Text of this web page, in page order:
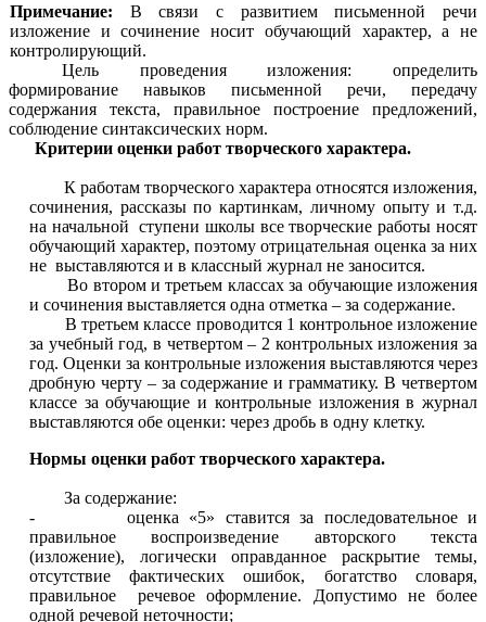
Примечание: В связи с развитием письменной речи
изложение и сочинение носит обучающий характер, а не
контролирующий.
Цель проведения изложения: определить
формирование навыков письменной речи, передачу
содержания текста, правильное построение предложений,
соблюдение синтаксических норм.
Критерии оценки работ творческого характера.
К работам творческого характера относятся изложения,
сочинения, рассказы по картинкам, личному опыту и т.д.
на начальной ступени школы все творческие работы носят
обучающий характер, поэтому отрицательная оценка за них
не выставляются и в классный журнал не заносится.
Во втором и третьем классах за обучающие изложения
и сочинения выставляется одна отметка – за содержание.
В третьем классе проводится 1 контрольное изложение
за учебный год, в четвертом – 2 контрольных изложения за
год. Оценки за контрольные изложения выставляются через
дробную черту – за содержание и грамматику. В четвертом
классе за обучающие и контрольные изложения в журнал
выставляются обе оценки: через дробь в одну клетку.
Нормы оценки работ творческого характера.
За содержание:
- оценка «5» ставится за последовательное и
правильное воспроизведение авторского текста
(изложение), логически оправданное раскрытие темы,
отсутствие фактических ошибок, богатство словаря,
правильное речевое оформление. Допустимо не более
одной речевой неточности;